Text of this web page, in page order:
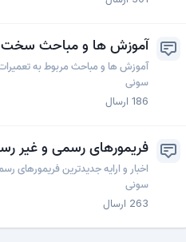
آموزش ها و مباحث سخت
آموزش ها و مباحث مربوط به
سونی
186 ارسال
فریمورهای رسمی و غیر
اخبار و ارایه جدیدترین فریمورهای
سونی
263
ارسال